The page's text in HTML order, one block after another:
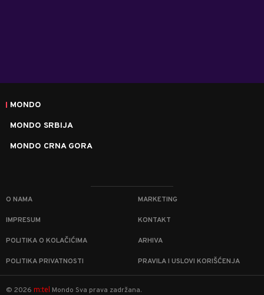
MONDO
MONDO SRBIJA
MONDO CRNA GORA
O NAMA MARKETING
IMPRESUM KONTAKT
POLITIKA O KOLAČIĆIMA ARHIVA
POLITIKA PRIVATNOSTI PRAVILA I USLOVI KORIŠĆENJA
© 2026 m:tel Mondo Sva prava zadržana.